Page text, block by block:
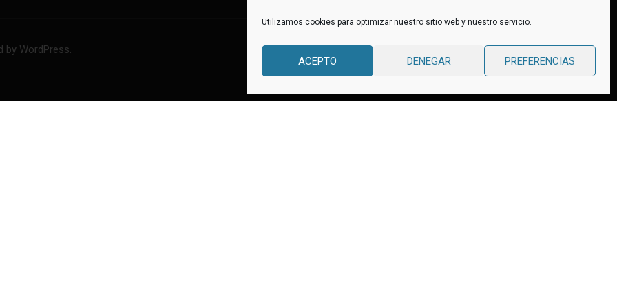
Utilizamos cookies para optimizar nuestro sitio web y nuestro servicio.
ACEPTO DENEGAR PREFERENCIAS
by WordPress. Avisos Legales Política de Privacidad
Política de cookies (UE)